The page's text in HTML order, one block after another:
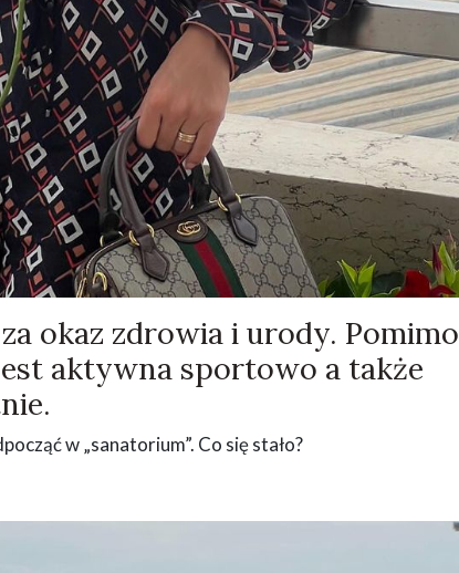
okaz zdrowia i urody. Pomimo
aktywna sportowo a także
w „sanatorium”. Co się stało?